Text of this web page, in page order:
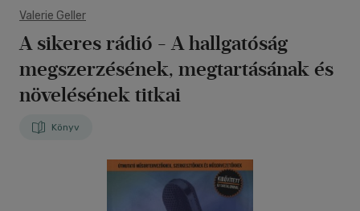
Valerie Geller
A sikeres rádió - A hallgatóság
megszerzésének, megtartásának és
növelésének titkai
Könyv